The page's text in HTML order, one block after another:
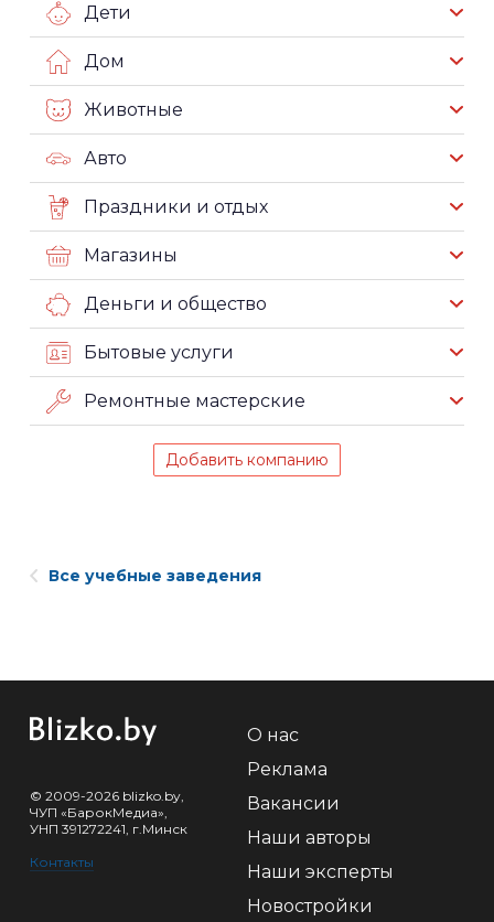
Дети
Дом
Животные
Авто
Праздники и отдых
Магазины
Деньги и общество
Бытовые услуги
Ремонтные мастерские
Добавить компанию
Все учебные заведения
© 2009-2026 blizko.by,
ЧУП «БарокМедиа»,
УНП 391272241, г.Минск
Контакты
О нас
Реклама
Вакансии
Наши авторы
Наши эксперты
Новостройки